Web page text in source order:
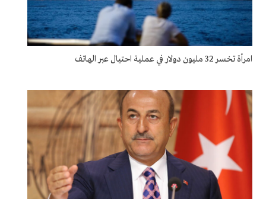
امرأة تخسر 32 مليون دولار في عملية احتيال عبر الهاتف